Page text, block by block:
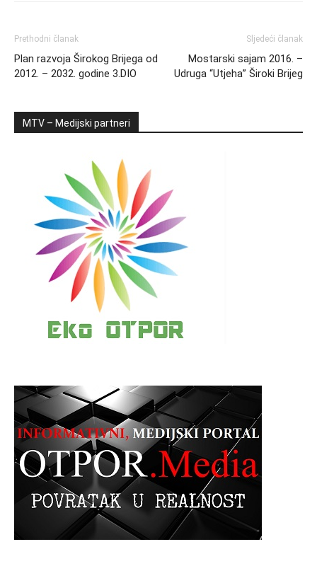
Prethodni članak
Plan razvoja Širokog Brijega od
2012. – 2032. godine 3.DIO
Sljedeći članak
Mostarski sajam 2016. –
Udruga “Utjeha” Široki Brijeg
MTV – Medijski partneri